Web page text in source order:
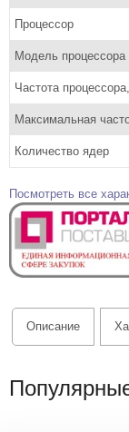
Процессор
Модель процессора
Частота
Максимальная
Количество ядер
Посмотреть все
Описание